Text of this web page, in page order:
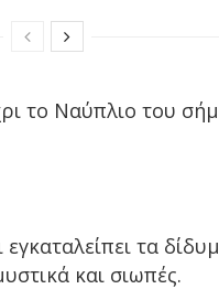
το Ναύπλιο του
τα
και σιωπές.